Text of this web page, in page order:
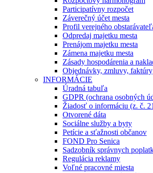
Participatívny rozpočet
Záverečný účet mesta
Profil verejného
Odpredaj majetku mesta
Prenájom majetku mesta
Zámena majetku mesta
Zásady hospodárenia a
Objednávky, zmluvy, faktúry
INFORMÁCIE
Úradná tabuľa
GDPR (ochrana osobných
Žiadosť o informáciu (z. č.
Otvorené dáta
Sociálne služby a byty
Petície a sťažnosti občanov
FOND Pro Senica
Sadzobník správnych
Regulácia reklamy
Voľné pracovné miesta